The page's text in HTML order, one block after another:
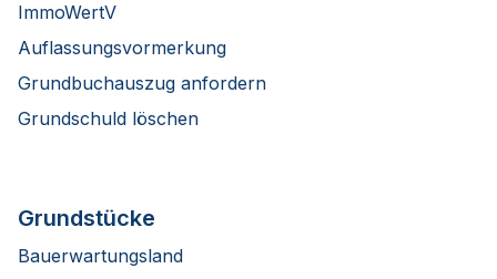
ImmoWertV
Auflassungsvormerkung
Grundbuchauszug anfordern
Grundschuld löschen
Grundstücke
Bauerwartungsland